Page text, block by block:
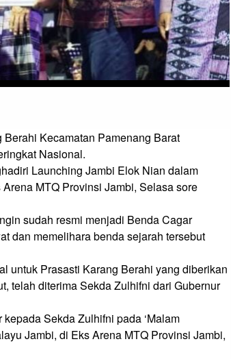
Kecamatan Pamenang Barat
Nasional.
Launching Jambi Elok Nian dalam
MTQ Provinsi Jambi, Selasa sore
sudah resmi menjadi Benda Cagar
dan memelihara benda sejarah tersebut
untuk Prasasti Karang Berahi yang diberikan
telah diterima Sekda Zulhifni dari Gubernur
Sekda Zulhifni pada ‘Malam
Jambi, di Eks Arena MTQ Provinsi Jambi,